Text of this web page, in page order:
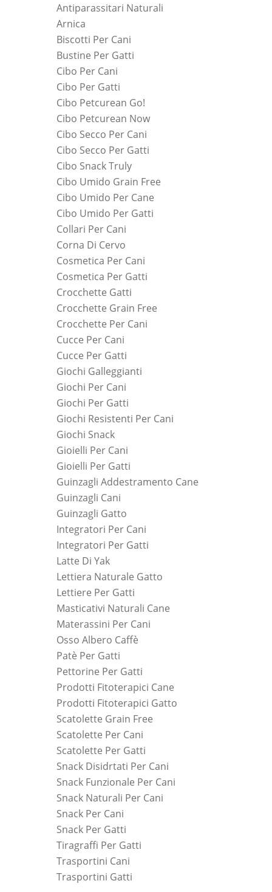
Antiparassitari Naturali
Arnica
Biscotti Per Cani
Bustine Per Gatti
Cibo Per Cani
Cibo Per Gatti
Cibo Petcurean Go!
Cibo Petcurean Now
Cibo Secco Per Cani
Cibo Secco Per Gatti
Cibo Snack Truly
Cibo Umido Grain Free
Cibo Umido Per Cane
Cibo Umido Per Gatti
Collari Per Cani
Corna Di Cervo
Cosmetica Per Cani
Cosmetica Per Gatti
Crocchette Gatti
Crocchette Grain Free
Crocchette Per Cani
Cucce Per Cani
Cucce Per Gatti
Giochi Galleggianti
Giochi Per Cani
Giochi Per Gatti
Giochi Resistenti Per Cani
Giochi Snack
Gioielli Per Cani
Gioielli Per Gatti
Guinzagli Addestramento Cane
Guinzagli Cani
Guinzagli Gatto
Integratori Per Cani
Integratori Per Gatti
Latte Di Yak
Lettiera Naturale Gatto
Lettiere Per Gatti
Masticativi Naturali Cane
Materassini Per Cani
Osso Albero Caffè
Patè Per Gatti
Pettorine Per Gatti
Prodotti Fitoterapici Cane
Prodotti Fitoterapici Gatto
Scatolette Grain Free
Scatolette Per Cani
Scatolette Per Gatti
Snack Disidrtati Per Cani
Snack Funzionale Per Cani
Snack Naturali Per Cani
Snack Per Cani
Snack Per Gatti
Tiragraffi Per Gatti
Trasportini Cani
Trasportini Gatti